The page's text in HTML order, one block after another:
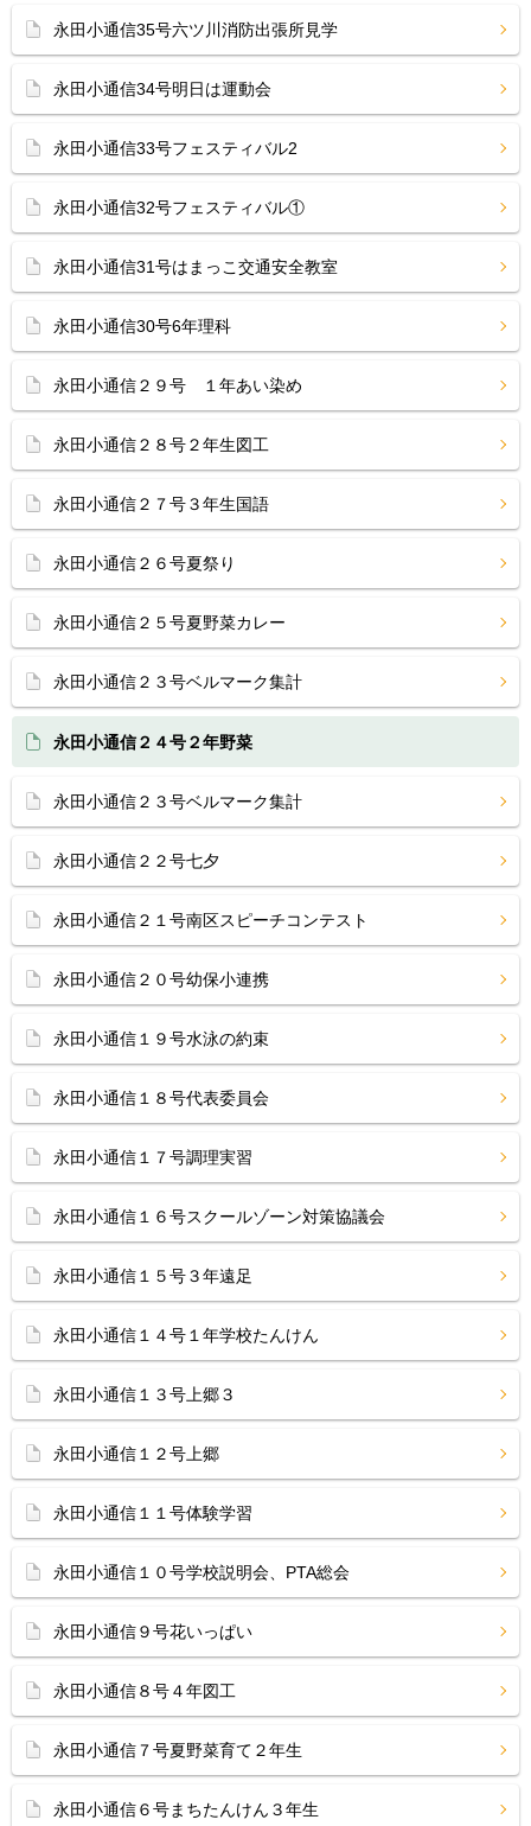
永田小通信35号六ツ川消防出張所見学
永田小通信34号明日は運動会
永田小通信33号フェスティバル2
永田小通信32号フェスティバル①
永田小通信31号はまっこ交通安全教室
永田小通信30号6年理科
永田小通信２９号 １年あい染め
永田小通信２８号２年生図工
永田小通信２７号３年生国語
永田小通信２６号夏祭り
永田小通信２５号夏野菜カレー
永田小通信２３号ベルマーク集計
永田小通信２４号２年野菜
永田小通信２３号ベルマーク集計
永田小通信２２号七夕
永田小通信２１号南区スピーチコンテスト
永田小通信２０号幼保小連携
永田小通信１９号水泳の約束
永田小通信１８号代表委員会
永田小通信１７号調理実習
永田小通信１６号スクールゾーン対策協議会
永田小通信１５号３年遠足
永田小通信１４号１年学校たんけん
永田小通信１３号上郷３
永田小通信１２号上郷
永田小通信１１号体験学習
永田小通信１０号学校説明会、PTA総会
永田小通信９号花いっぱい
永田小通信８号４年図工
永田小通信７号夏野菜育て２年生
永田小通信６号まちたんけん３年生